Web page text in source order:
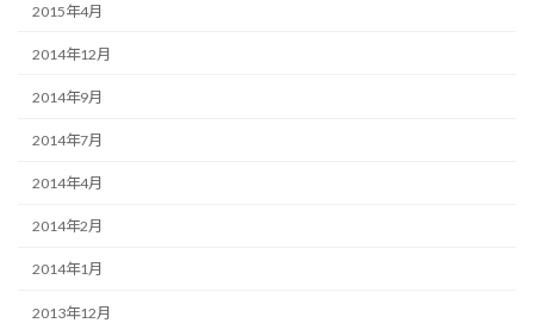
2015年4月
2014年12月
2014年9月
2014年7月
2014年4月
2014年2月
2014年1月
2013年12月